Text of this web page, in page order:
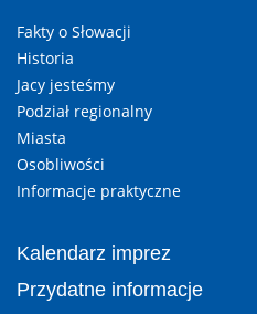
Fakty o Słowacji
Historia
Jacy jesteśmy
Podział regionalny
Miasta
Osobliwości
Informacje praktyczne
Kalendarz imprez
Przydatne informacje